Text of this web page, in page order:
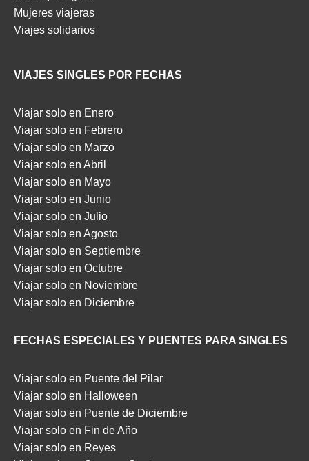
Mujeres viajeras
Viajes solidarios
VIAJES SINGLES POR FECHAS
Viajar solo en Enero
Viajar solo en Febrero
Viajar solo en Marzo
Viajar solo en Abril
Viajar solo en Mayo
Viajar solo en Junio
Viajar solo en Julio
Viajar solo en Agosto
Viajar solo en Septiembre
Viajar solo en Octubre
Viajar solo en Noviembre
Viajar solo en Diciembre
FECHAS ESPECIALES Y PUENTES PARA SINGLES
Viajar solo en Puente del Pilar
Viajar solo en Halloween
Viajar solo en Puente de Diciembre
Viajar solo en Fin de Año
Viajar solo en Reyes